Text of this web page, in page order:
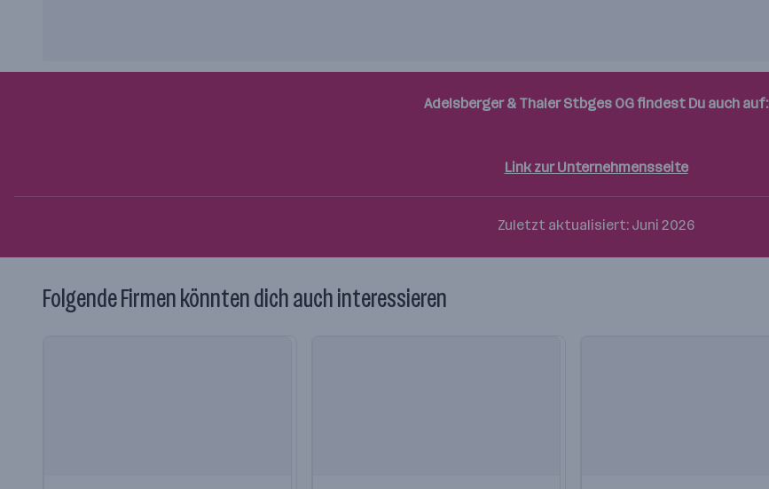
Adelsberger & Thaler Stbges OG findest Du auch auf:
Link zur Unternehmensseite
Zuletzt aktualisiert: Juni 2026
Folgende Firmen könnten dich auch interessieren